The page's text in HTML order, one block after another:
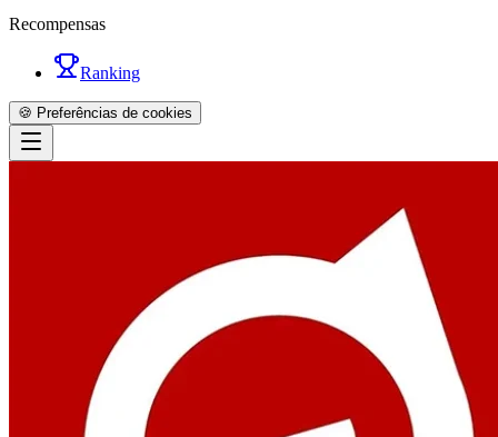
Recompensas
Ranking
🍪 Preferências de cookies